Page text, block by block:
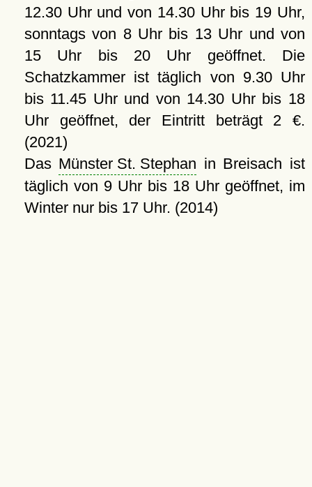
12.30 Uhr und von 14.30 Uhr bis 19 Uhr,
sonntags von 8 Uhr bis 13 Uhr und von
15 Uhr bis 20 Uhr geöffnet. Die
Schatzkammer ist täglich von 9.30 Uhr
bis 11.45 Uhr und von 14.30 Uhr bis 18
Uhr geöffnet, der Eintritt beträgt 2 €.
(2021)
Das Münster St. Stephan in Breisach ist
täglich von 9 Uhr bis 18 Uhr geöffnet, im
Winter nur bis 17 Uhr. (2014)